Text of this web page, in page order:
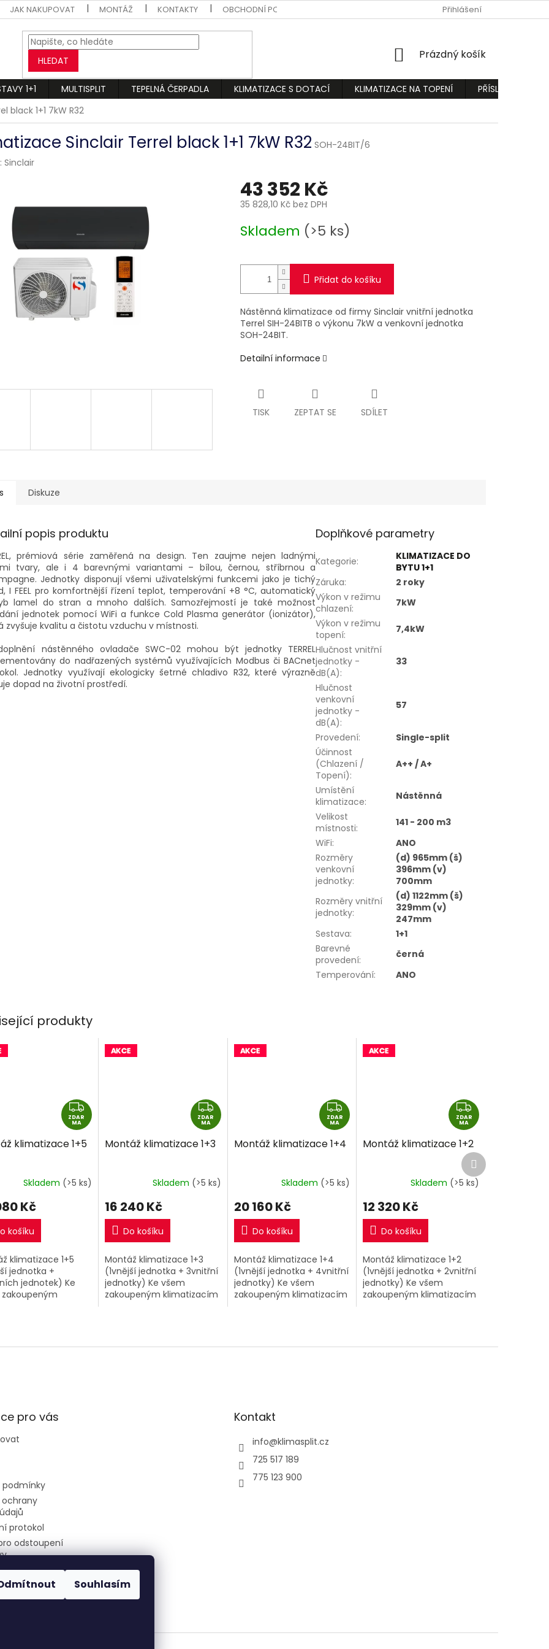
Souhlasím
JAK NAKUPOVAT MONTÁŽ KONTAKTY OBCHODNÍ PODMÍNKY PODMÍNKY OCHRANY OSOBNÍCH ÚDAJŮ
Přihlášení
HLEDAT
NÁKUPNÍ
Prázdný košík
1+1 MULTISPLIT TEPELNÁ ČERPADLA KLIMATIZACE S DOTACÍ KLIMATIZACE NA TOPENÍ
PŘÍSLUŠENSTVÍ
black 1+1 7kW R32
Sinclair Terrel black 1+1 7kW R32 SOH-24BIT/6
Sinclair
43 352 Kč
35 828,10 Kč bez DPH
cena:
Skladem (>5 ks)
Přidat do košíku
Nástěnná klimatizace od firmy Sinclair vnitřní jednotka
Terrel SIH-24BITB o výkonu 7kW a venkovní jednotka
SOH-24BIT.
Detailní informace
TISK ZEPTAT SE SDÍLET
produkty
Z
D
R
A
ZDAR
MA
klimatizace 1+5
Skladem (>5 ks)
Kč
košíku
klimatizace 1+5
jednotka +
jednotek) Ke
Z
D
R
A
ZDAR
MA
Montáž klimatizace 1+3
Skladem (>5 ks)
16 240 Kč
Do košíku
Montáž klimatizace 1+3
(1vnější jednotka + 3vnitřní
jednotky) Ke všem
zakoupeným klimatizacím
Z
D
R
A
ZDAR
MA
Montáž klimatizace 1+4
Skladem (>5 ks)
20 160 Kč
Do košíku
Montáž klimatizace 1+4
(1vnější jednotka + 4vnitřní
jednotky) Ke všem
zakoupeným klimatizacím
Z
D
R
M
A
ZDAR
MA
Montáž klimatizace 1+2
Skladem (>5 ks)
12 320 Kč
Do košíku
Montáž klimatizace 1+2
(1vnější jednotka + 2vnitřní
jednotky) Ke všem
zakoupeným klimatizacím
Další
produkt
Diskuze
popis produktu
prémiová série zaměřená na design. Ten zaujme nejen ladnými
tvary, ale i 4 barevnými variantami – bílou, černou, stříbrnou a
Jednotky disponují všemi uživatelskými funkcemi jako je tichý
I FEEL pro komfortnější řízení teplot, temperování +8 °C, automatický
lamel do stran a mnoho dalších. Samozřejmostí je také možnost
jednotek pomocí WiFi a funkce Cold Plasma generátor (ionizátor),
zvyšuje kvalitu a čistotu vzduchu v místnosti.
nástěnného ovladače SWC-02 mohou být jednotky TERREL
do nadřazených systémů využívajících Modbus či BACnet
Jednotky využívají ekologicky šetrné chladivo R32, které výrazně
dopad na životní prostředí.
Doplňkové parametry
Kategorie:
KLIMATIZACE DO
BYTU 1+1
Záruka:
2 roky
Výkon v režimu
chlazení:
7kW
Výkon v režimu
topení:
7,4kW
Hlučnost vnitřní
jednotky -
dB(A):
33
Hlučnost
venkovní
jednotky -
dB(A):
57
Provedení:
Single-split
Účinnost
(Chlazení /
Topení):
A++ / A+
Umístění
klimatizace:
Nástěnná
Velikost
místnosti:
141 - 200 m3
WiFi:
ANO
Rozměry
venkovní
jednotky:
(d) 965mm (š)
396mm (v)
700mm
Rozměry vnitřní
jednotky:
(d) 1122mm (š)
329mm (v)
247mm
Sestava:
1+1
Barevné
provedení:
černá
Temperování: ANO
pro vás
protokol
odstoupení
Kontakt
info@klimasplit.cz
725 517 189
775 123 900